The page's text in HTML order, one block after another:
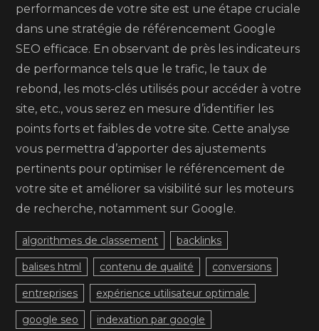
performances de votre site est une étape cruciale
dans une stratégie de référencement Google
SEO efficace. En observant de près les indicateurs
de performance tels que le trafic, le taux de
rebond, les mots-clés utilisés pour accéder à votre
site, etc., vous serez en mesure d’identifier les
points forts et faibles de votre site. Cette analyse
vous permettra d’apporter des ajustements
pertinents pour optimiser le référencement de
votre site et améliorer sa visibilité sur les moteurs
de recherche, notamment sur Google.
algorithmes de classement backlinks
balises html contenu de qualité conversions
entreprises expérience utilisateur optimale
google seo indexation par google